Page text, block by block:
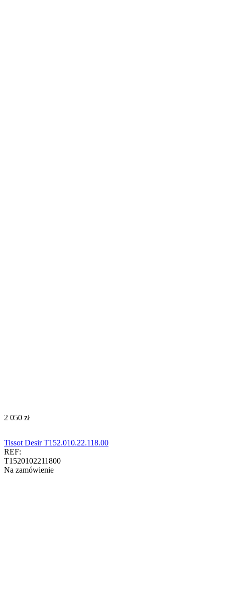
‍2 050‍ zł
Tissot Desir T152.010.22.118.00
REF:
T1520102211800
Na zamówienie